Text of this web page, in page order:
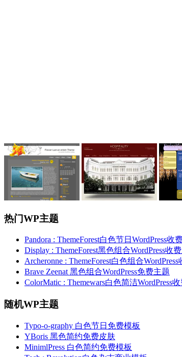
热门WP主题
Pandora : ThemeForest白色节日WordPress收
Display : ThemeForest黑色组合WordPress收
Archeronne : ThemeForest白色组合
Brave Zeenat 黑色组合WordPress免费主题
ColorMatic : Themewars白色简洁WordPress
随机WP主题
Typo-o-graphy 白色节日免费模板
YBoris 黑色简约免费皮肤
MinimlPress 白色简约免费模板